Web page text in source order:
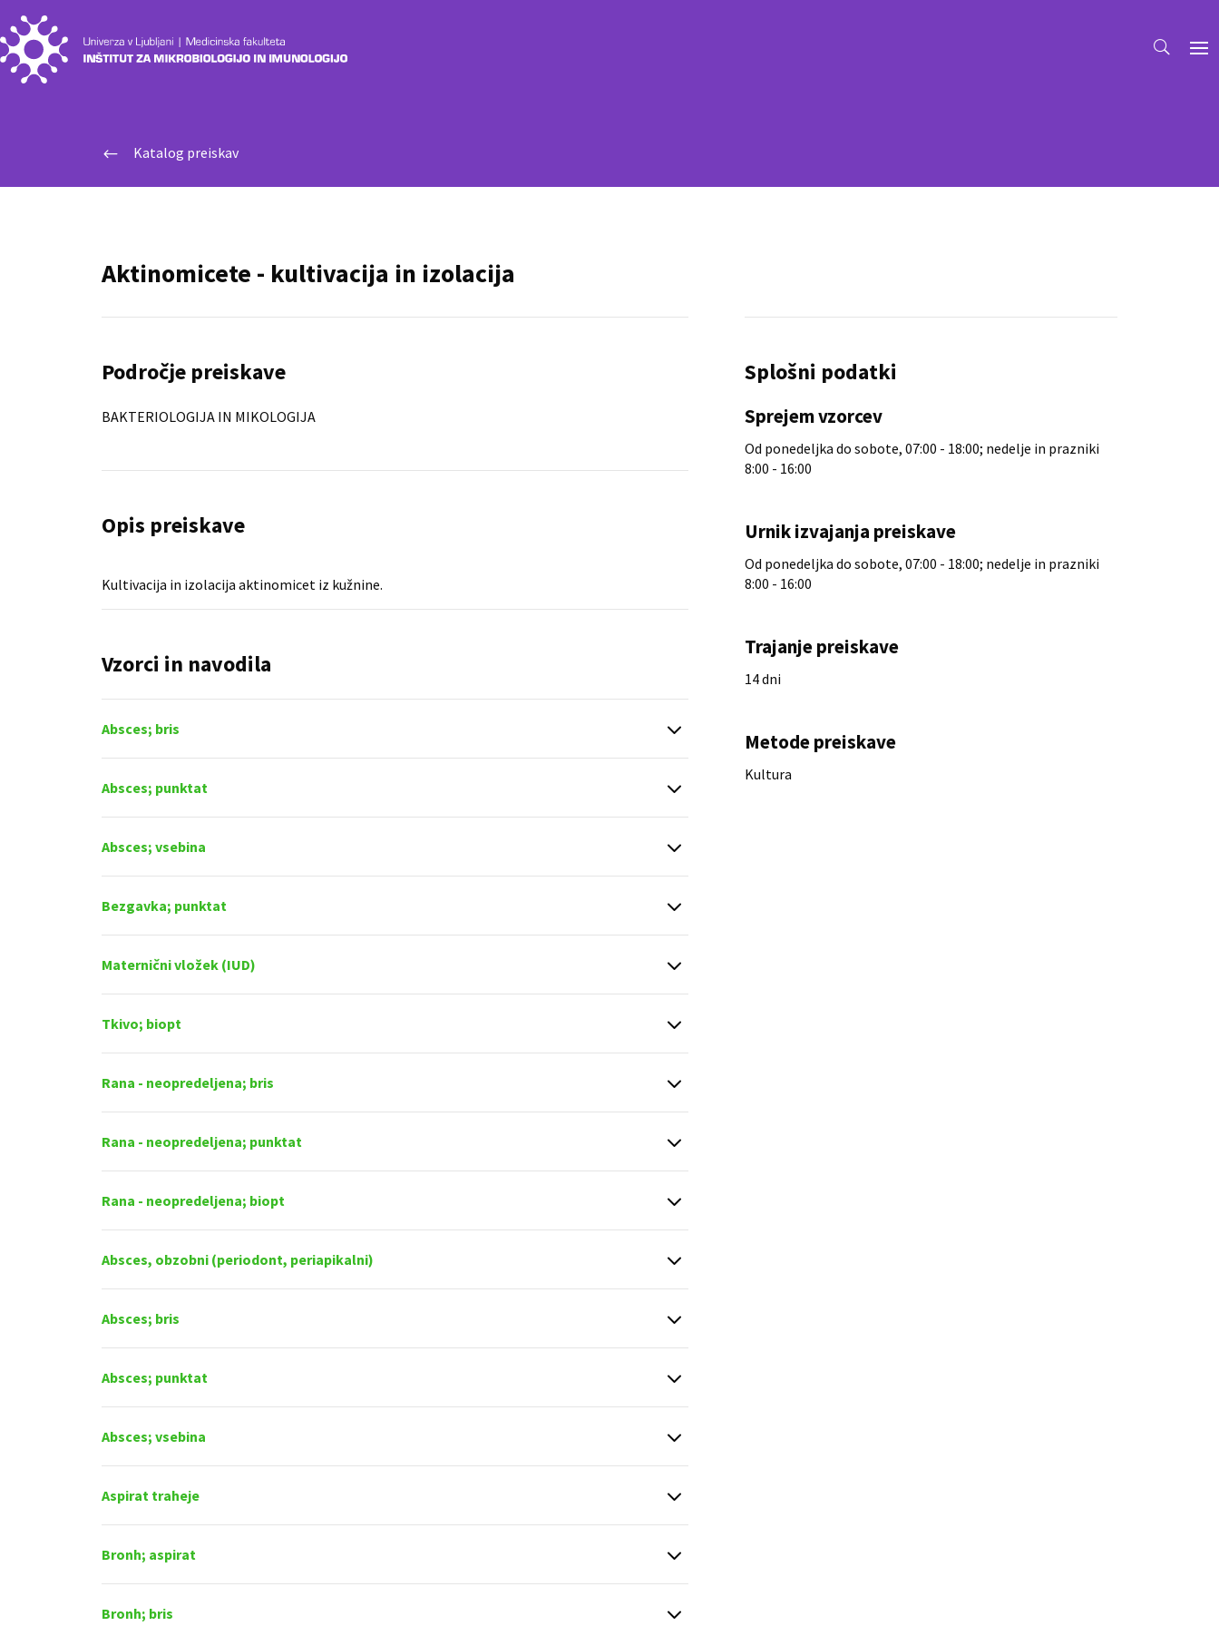
# Katalog preiskav
Aktinomicete - kultivacija in izolacija
Področje preiskave
BAKTERIOLOGIJA IN MIKOLOGIJA
Opis preiskave
Kultivacija in izolacija aktinomicet iz kužnine.
Vzorci in navodila
Absces; bris
Absces; punktat
Absces; vsebina
Bezgavka; punktat
Maternični vložek (IUD)
Tkivo; biopt
Rana - neopredeljena; bris
Rana - neopredeljena; punktat
Rana - neopredeljena; biopt
Absces, obzobni (periodont, periapikalni)
Absces; bris
Absces; punktat
Absces; vsebina
Aspirat traheje
Bronh; aspirat
Bronh; bris
Splošni podatki
Sprejem vzorcev
Od ponedeljka do sobote, 07:00 - 18:00; nedelje in prazniki
8:00 - 16:00
Urnik izvajanja preiskave
Od ponedeljka do sobote, 07:00 - 18:00; nedelje in prazniki
8:00 - 16:00
Trajanje preiskave
14 dni
Metode preiskave
Kultura